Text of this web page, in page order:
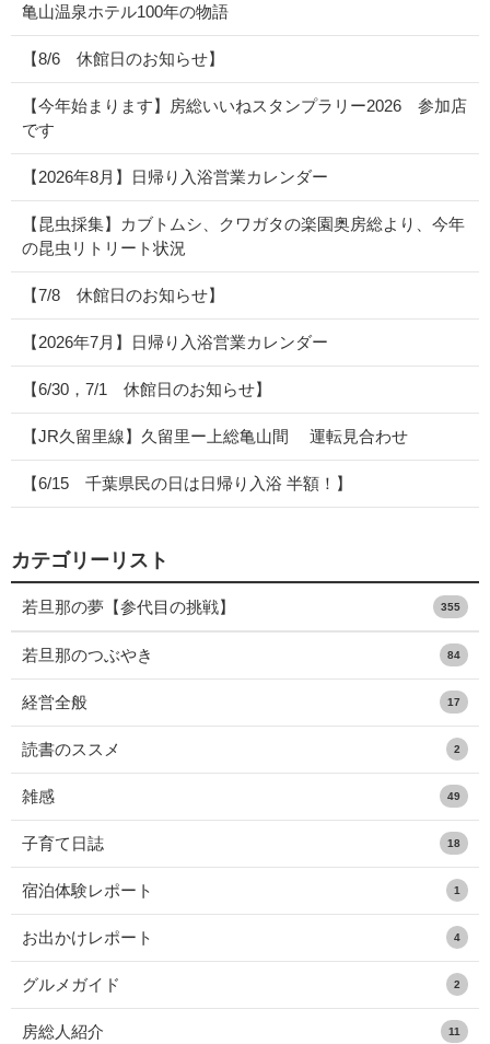
亀山温泉ホテル100年の物語
【8/6 休館日のお知らせ】
【今年始まります】房総いいねスタンプラリー2026 参加店
です
【2026年8月】日帰り入浴営業カレンダー
【昆虫採集】カブトムシ、クワガタの楽園奥房総より、今年
の昆虫リトリート状況
【7/8 休館日のお知らせ】
【2026年7月】日帰り入浴営業カレンダー
【6/30，7/1 休館日のお知らせ】
【JR久留里線】久留里ー上総亀山間 運転見合わせ
【6/15 千葉県民の日は日帰り入浴 半額！】
カテゴリーリスト
若旦那の夢【参代目の挑戦】 355
若旦那のつぶやき 84
経営全般 17
読書のススメ 2
雑感 49
子育て日誌 18
宿泊体験レポート 1
お出かけレポート 4
グルメガイド 2
房総人紹介 11